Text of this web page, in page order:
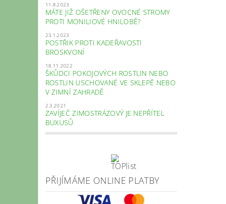
11.8.2023
MÁTE JIŽ OŠETŘENY OVOCNÉ STROMY
PROTI MONILIOVÉ HNILOBĚ?
23.1.2023
POSTŘIK PROTI KADEŘAVOSTI
BROSKVONÍ
18.11.2022
ŠKŮDCI POKOJOVÝCH ROSTLIN NEBO
ROSTLIN USCHOVANÉ VE SKLEPĚ NEBO
V ZIMNÍ ZAHRADĚ
2.3.2021
ZAVÍJEČ ZIMOSTRÁZOVÝ JE NEPŘÍTEL
BUXUSŮ
PŘIJÍMÁME ONLINE PLATBY